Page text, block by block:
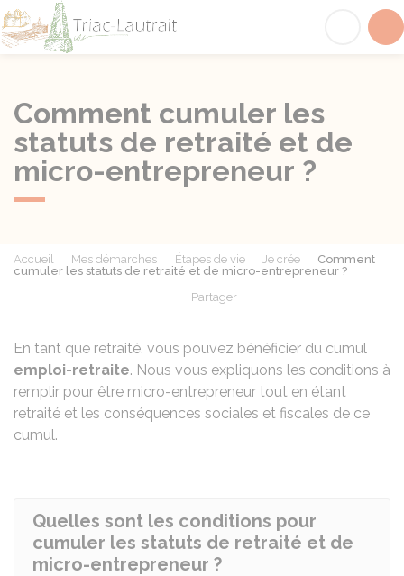
Comment cumuler les
statuts de retraité et de
micro-entrepreneur ?
Accueil Mes démarches Étapes de vie Je crée
Comment
cumuler les statuts de retraité et de micro-entrepreneur ?
Partager
En tant que retraité, vous pouvez bénéficier du cumul
emploi-retraite. Nous vous expliquons les conditions à
remplir pour être micro-entrepreneur tout en étant
retraité et les conséquences sociales et fiscales de ce
cumul.
Quelles sont les conditions pour
cumuler les statuts de retraité et de
micro-entrepreneur ?